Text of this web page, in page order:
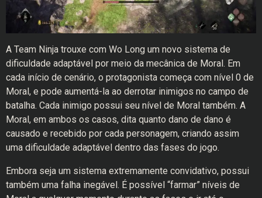
A Team Ninja trouxe com Wo Long um novo sistema de
dificuldade adaptável por meio da mecânica de Moral. Em
cada início de cenário, o protagonista começa com nível 0 de
Moral, e pode aumentá-la ao derrotar inimigos no campo de
batalha. Cada inimigo possui seu nível de Moral também. A
Moral, em ambos os casos, dita quanto dano de dano é
causado e recebido por cada personagem, criando assim
uma dificuldade adaptável dentro das fases do jogo.
Embora seja um sistema extremamente convidativo, possui
também uma falha inegável. É possível “farmar” níveis de